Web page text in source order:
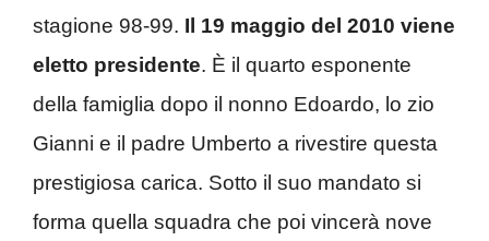
stagione 98-99. Il 19 maggio del 2010 viene
eletto presidente. È il quarto esponente
della famiglia dopo il nonno Edoardo, lo zio
Gianni e il padre Umberto a rivestire questa
prestigiosa carica. Sotto il suo mandato si
forma quella squadra che poi vincerà nove